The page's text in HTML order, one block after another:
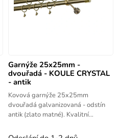
Garnýže 25x25mm -
dvouřadá - KOULE CRYSTAL
- antik
Kovová garnýže 25x25mm
dvouřadá galvanizovaná - odstín
antik (zlato matné). Kvalitní